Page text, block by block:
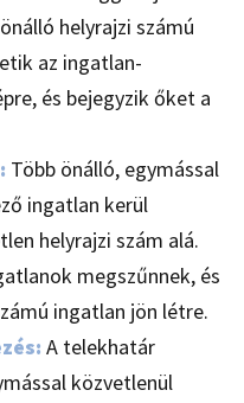
helyrajzi számú
az ingatlan-
és bejegyzik őket a
Több önálló, egymással
ingatlan kerül
helyrajzi szám alá.
megszűnnek, és
ingatlan jön létre.
A telekhatár
közvetlenül